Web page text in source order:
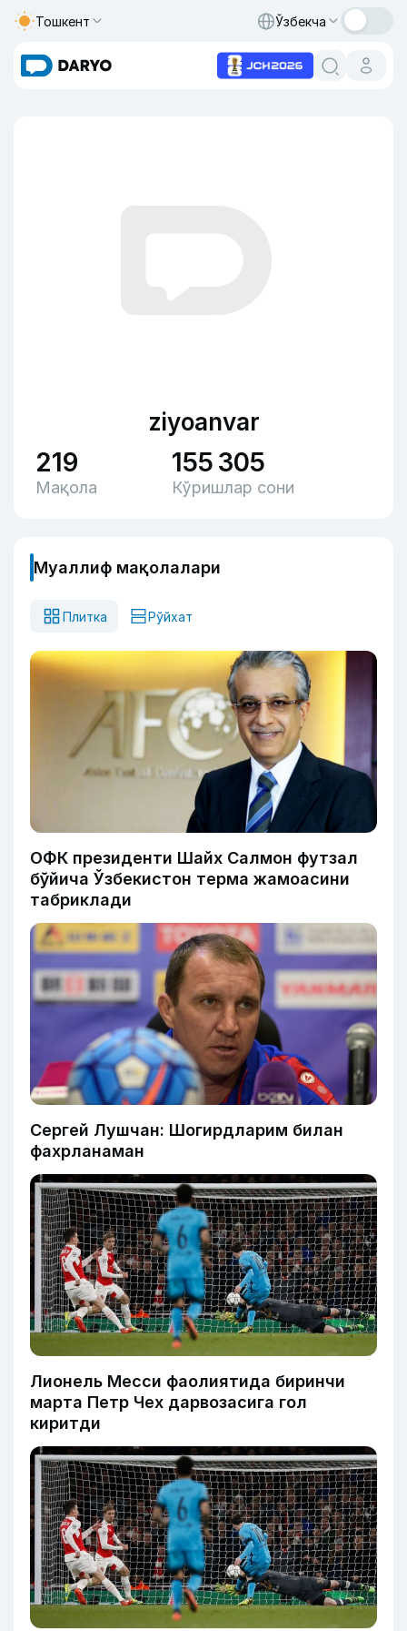
Тошкент Ўзбекча
ziyoanvar
219
Мақола
155 305
Кўришлар сони
Муаллиф мақолалари
Плитка Рўйхат
ОФК президенти Шайх Салмон футзал
бўйича Ўзбекистон терма жамоасини
табриклади
Сергей Лушчан: Шогирдларим билан
фахрланаман
Лионель Месси фаолиятида биринчи
марта Петр Чех дарвозасига гол
киритди